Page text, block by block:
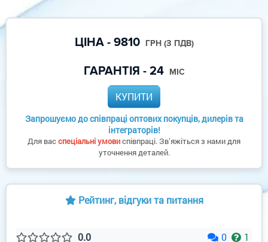
ЦІНА - 9810 ГРН (З ПДВ)
ГАРАНТІЯ - 24 МІС
КУПИТИ
Запрошуємо до співпраці оптових покупців, дилерів та
інтеграторів!
Для васспеціальні умовиспівпраці. Звʼяжіться з нами для
уточнення деталей.
Рейтинг, відгуки та питання
0.0 0 1